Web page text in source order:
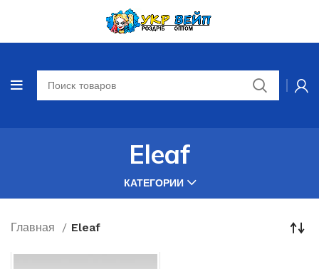
Eleaf
КАТЕГОРИИ
Главная Eleaf